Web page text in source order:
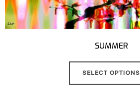
SUMMER
SELECT OPTIONS